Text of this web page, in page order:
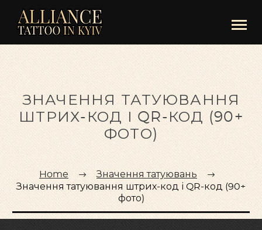
ЗНАЧЕННЯ ТАТУЮВАННЯ
ШТРИХ-КОД І QR-КОД (90+
ФОТО)
Home
Значення татуювань
Значення татуювання штрих-код і QR-код (90+
фото)